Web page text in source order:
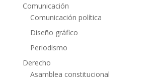
Comunicación
Comunicación política
Diseño gráfico
Periodismo
Derecho
Asamblea constitucional